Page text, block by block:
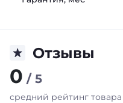
Отзывы
0 / 5
средний рейтинг товара